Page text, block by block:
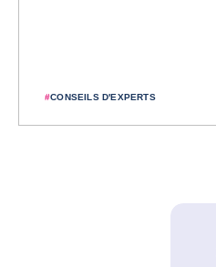
#CONSEILS D'EXPERTS